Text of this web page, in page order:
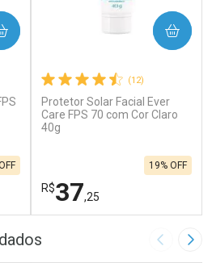
FECHAR
FECHAR
(12)
Protetor Solar Facial Ever
Care FPS 70 com Cor Claro
40g
R$37,25
19% OFF
COMPRAR
Imagem